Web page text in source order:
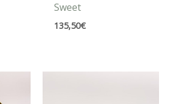
Sweet
135,50€